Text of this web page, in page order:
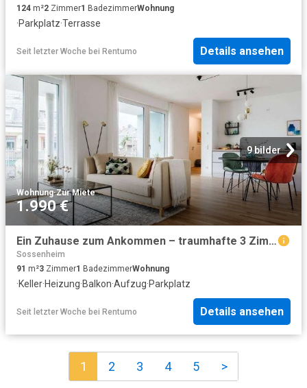
124 m²2 Zimmer1 BadezimmerWohnung
·Parkplatz·Terrasse
Seit letzter Woche bei Rentumo Details ansehen
9 bilder
Wohnung·Zur Miete
1.990 €
Ein Zuhause zum Ankommen – traumhafte 3 Zimmer Wohnung mit durchdachtem Raumkonzept
Sossenheim
91 m²3 Zimmer1 BadezimmerWohnung
·Keller·Heizung·Balkon·Aufzug·Parkplatz
Seit letzter Woche bei Rentumo Details ansehen
1 2 3 4 5 >